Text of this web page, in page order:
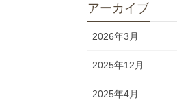
アーカイブ
2026年3月
2025年12月
2025年4月